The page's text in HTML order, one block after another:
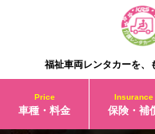
福祉車両レンタカーを、
Price
車種・料金
Insurance
保険・補